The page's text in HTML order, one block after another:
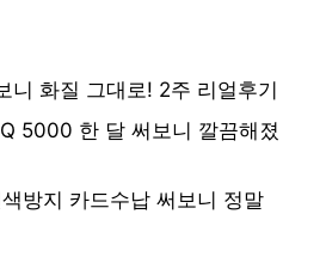
니 화질 그대로! 2주 리얼후기
5000 한 달 써보니 깔끔해졌
방지 카드수납 써보니 정말